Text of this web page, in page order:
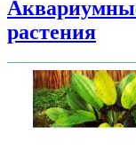
растения